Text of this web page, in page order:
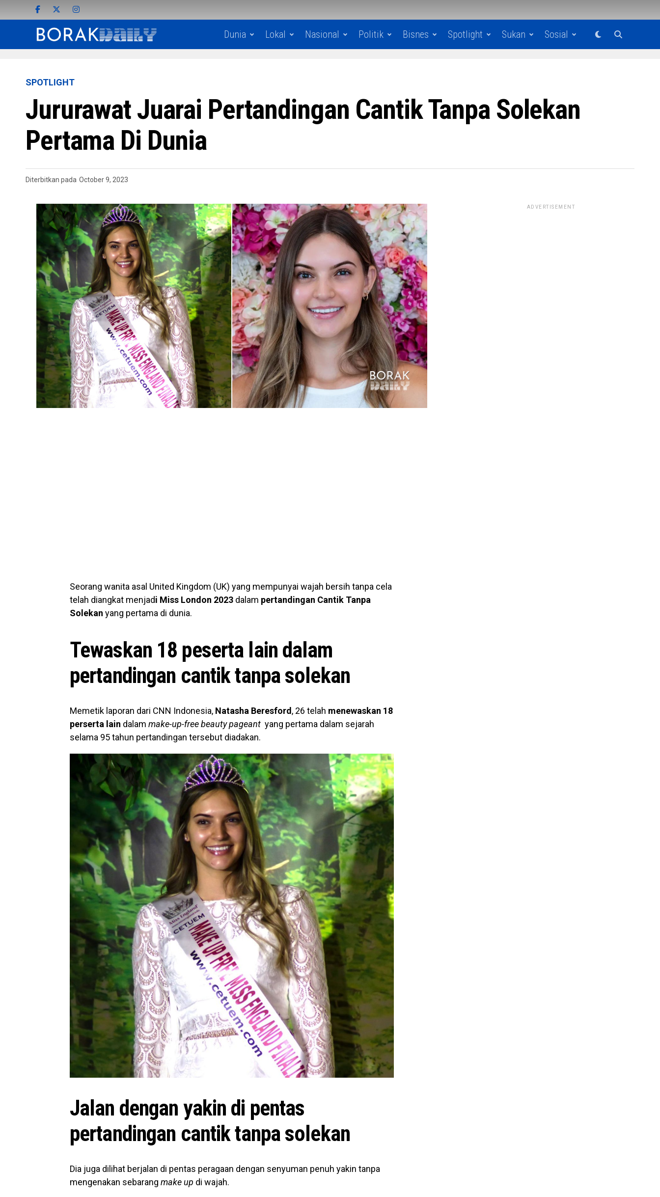
Dunia Lokal Nasional Politik Bisnes Spotlight Sukan Sosial
SPOTLIGHT
Jururawat Juarai Pertandingan Cantik Tanpa Solekan
Pertama Di Dunia
Diterbitkan pada October 9, 2023
Seorang wanita asal United Kingdom (UK) yang mempunyai wajah bersih tanpa cela
telah diangkat menjadi Miss London 2023 dalam pertandingan Cantik Tanpa
Solekan yang pertama di dunia.
Tewaskan 18 peserta lain dalam
pertandingan cantik tanpa solekan
Memetik laporan dari CNN Indonesia, Natasha Beresford , 26 telah menewaskan 18
perserta lain dalam make-up-free beauty pageant yang pertama dalam sejarah
selama 95 tahun pertandingan tersebut diadakan.
Jalan dengan yakin di pentas
pertandingan cantik tanpa solekan
Dia juga dilihat berjalan di pentas peragaan dengan senyuman penuh yakin tanpa
mengenakan sebarang make up di wajah.
ADVERTISEMENT